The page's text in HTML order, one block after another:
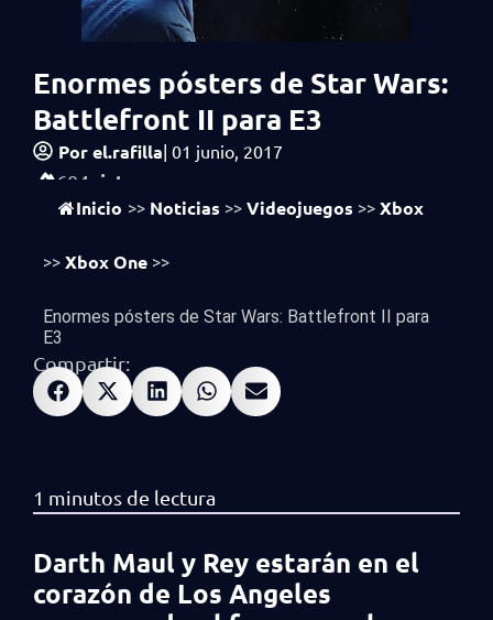
Enormes pósters de Star Wars:
Battlefront II para E3
Porel.rafilla| 01 junio, 2017
604 vistas
Inicio >> Noticias >> Videojuegos >> Xbox
>> Xbox One >>
Enormes pósters de Star Wars: Battlefront II para
E3
Compartir:
Darth Maul y Rey estarán en el
corazón de Los Angeles